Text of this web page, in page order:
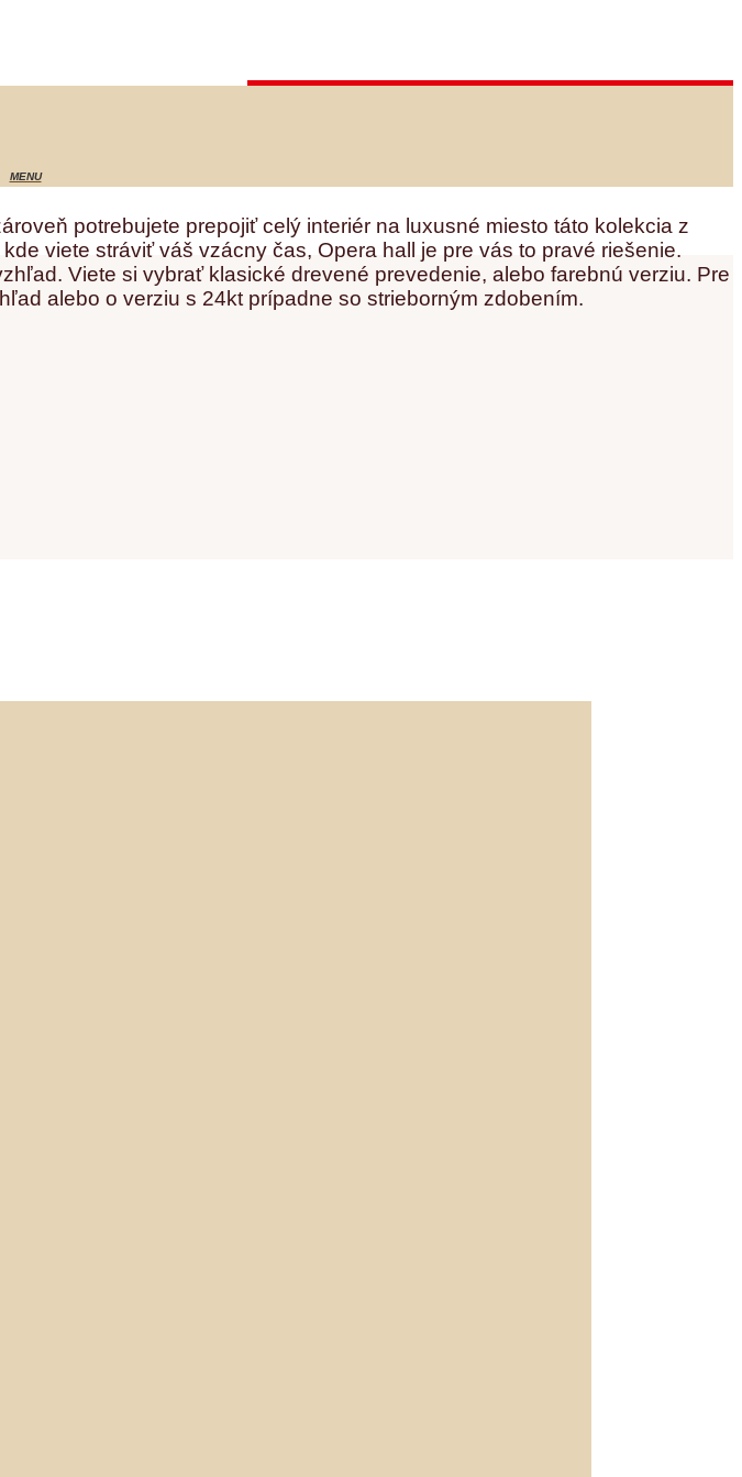
potrebujete prepojiť celý interiér na luxusné miesto táto kolekcia z
viete stráviť váš vzácny čas, Opera hall je pre vás to pravé riešenie.
Viete si vybrať klasické drevené prevedenie, alebo farebnú verziu. Pre
alebo o verziu s 24kt prípadne so strieborným zdobením.